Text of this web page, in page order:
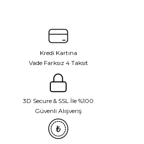
Kredi Kartına
Vade Farksız 4 Taksit
3D Secure & SSL İle %100
Güvenli Alışveriş